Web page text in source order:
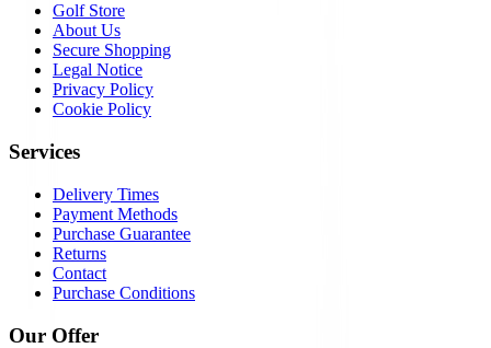
Golf Store
About Us
Secure Shopping
Legal Notice
Privacy Policy
Cookie Policy
Services
Delivery Times
Payment Methods
Purchase Guarantee
Returns
Contact
Purchase Conditions
Our Offer